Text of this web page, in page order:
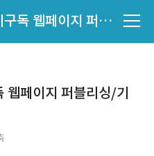
워드프레스 기반 정기구독 웹페이지 퍼블리싱/기능 개선
웹페이지 퍼블리싱/기